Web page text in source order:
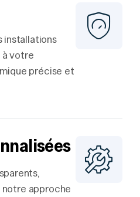
installations
votre
précise et
notre approche